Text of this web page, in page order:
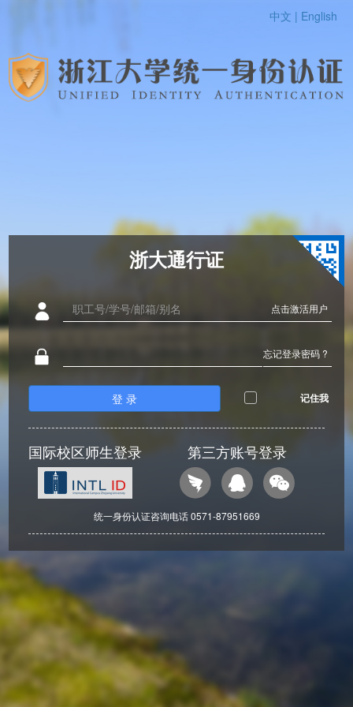
中文 | English
浙大通行证
点击激活用户
忘记登录密码 ?
登 录 记住我
国际校区师生登录 第三方账号登录
统一身份认证咨询电话 0571-87951669